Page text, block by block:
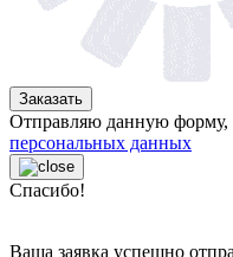
Заказать
Отправляю данную форму,
персональных данных
Спасибо!
Ваша заявка успешно